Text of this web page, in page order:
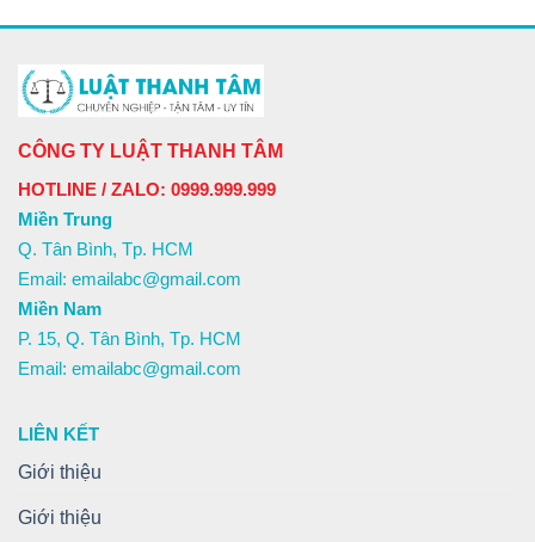
CÔNG TY LUẬT THANH TÂM
HOTLINE / ZALO: 0999.999.999
Miền Trung
Q. Tân Bình, Tp. HCM
Email: emailabc@gmail.com
Miền Nam
P. 15, Q. Tân Bình, Tp. HCM
Email: emailabc@gmail.com
LIÊN KẾT
Giới thiệu
Giới thiệu